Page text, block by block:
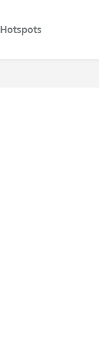
Hotspots